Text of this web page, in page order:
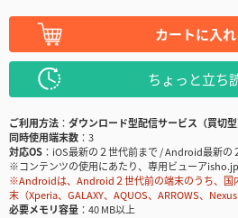
カートに入れ
ちょっと立ち
ご利用方法
ダウンロード型配信サービス（買切型
同時使用端末数
3
対応OS
iOS最新の２世代前まで / Android最新の
※コンテンツの使用にあたり、専用ビューア
※Androidは、Android２世代前の端末のうち、国
末（Xperia、GALAXY、AQUOS、ARROWS、
必要メモリ容量
40 MB以上